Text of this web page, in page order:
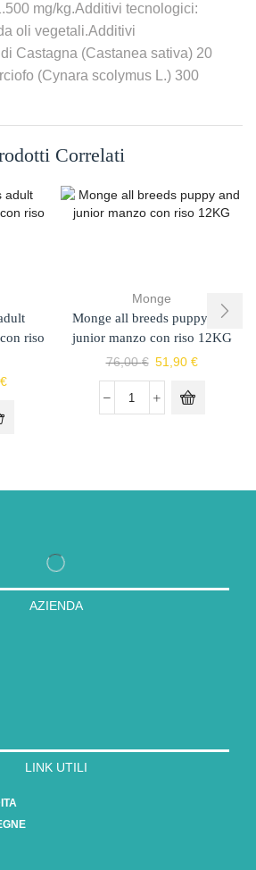
mg/kg.Additivi tecnologici:
oli vegetali.Additivi
Castagna (Castanea sativa) 20
(Cynara scolymus L.) 300
Correlati
riso
€
Monge
Monge all breeds puppy and
junior manzo con riso 12KG
76,00€ 51,90 €
AZIENDA
LINK UTILI